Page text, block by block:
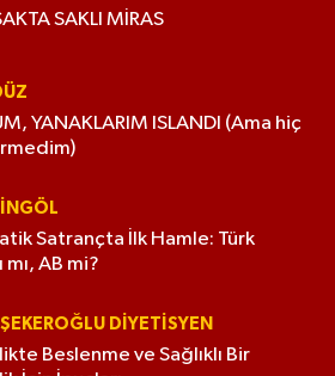
SAKLI MİRAS
YANAKLARIM ISLANDI (Ama hiç
Satrançta İlk Hamle: Türk
mı, AB mi?
DIYETISYEN
Beslenme ve Sağlıklı Bir